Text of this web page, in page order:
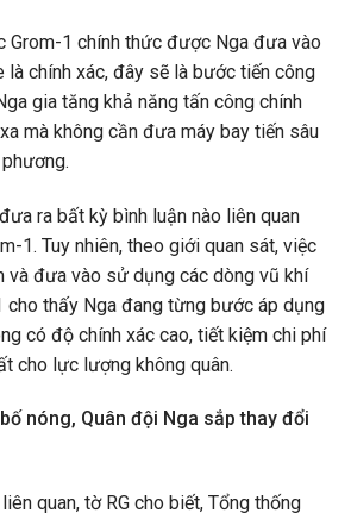
Grom-1 chính thức được Nga đưa vào
là chính xác, đây sẽ là bước tiến công
gia tăng khả năng tấn công chính
mà không cần đưa máy bay tiến sâu
ra bất kỳ bình luận nào liên quan
1. Tuy nhiên, theo giới quan sát, việc
và đưa vào sử dụng các dòng vũ khí
cho thấy Nga đang từng bước áp dụng
có độ chính xác cao, tiết kiệm chi phí
cho lực lượng không quân.
nóng, Quân đội Nga sắp thay đổi
quan, tờ RG cho biết, Tổng thống